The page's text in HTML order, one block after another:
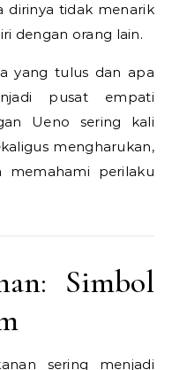
dirinya tidak menarik
dengan orang lain.
yang tulus dan apa
pusat empati
Ueno sering kali
mengharukan,
memahami perilaku
Simbol
sering menjadi